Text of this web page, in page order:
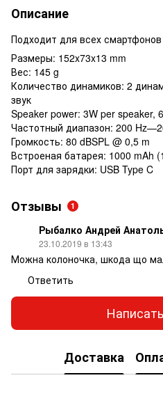
Описание
Подходит для всех
Размеры: 152x73x13 mm
Вес: 145 g
Количество динамиков: 2
звук
Speaker power: 3W per speaker,
Частотный диапазон: 200
Громкость: 80 dBSPL @ 0,5 m
Встроеная батарея: 1000 mAh
Порт для зарядки: USB Type C
Отзывы 1
Рыбалко Андрей
23.10.2019 в 13:43
Можна колоночка, шкода що
Ответить
Доставка